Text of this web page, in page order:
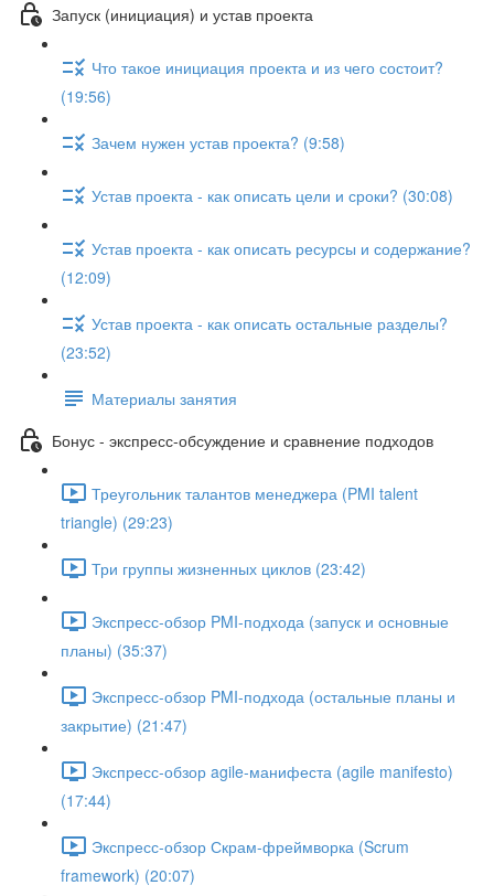
Запуск (инициация) и устав проекта
Что такое инициация проекта и из чего состоит?
(19:56)
Зачем нужен устав проекта? (9:58)
Устав проекта - как описать цели и сроки? (30:08)
Устав проекта - как описать ресурсы и содержание?
(12:09)
Устав проекта - как описать остальные разделы?
(23:52)
Материалы занятия
Бонус - экспресс-обсуждение и сравнение подходов
Треугольник талантов менеджера (PMI talent
triangle) (29:23)
Три группы жизненных циклов (23:42)
Экспресс-обзор PMI-подхода (запуск и основные
планы) (35:37)
Экспресс-обзор PMI-подхода (остальные планы и
закрытие) (21:47)
Экспресс-обзор agile-манифеста (agile manifesto)
(17:44)
Экспресс-обзор Скрам-фреймворка (Scrum
framework) (20:07)